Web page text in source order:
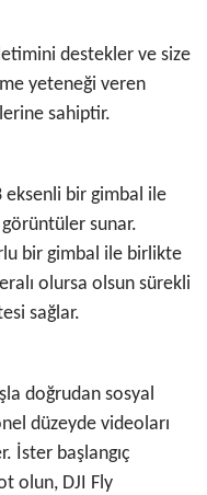
destekler ve size
yeteneği veren
sahiptir.
eksenli bir gimbal ile
sunar.
bir gimbal ile birlikte
olursa olsun sürekli
sağlar.
doğrudan sosyal
düzeyde videoları
İster başlangıç
olun, DJI Fly